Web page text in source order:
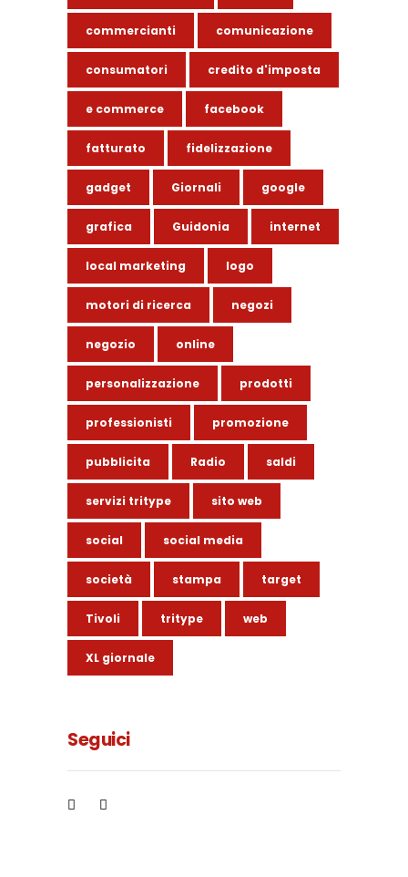
commercianti comunicazione
consumatori credito d'imposta
e commerce facebook
fatturato fidelizzazione
gadget Giornali google
grafica Guidonia internet
local marketing logo
motori di ricerca negozi
negozio online
personalizzazione prodotti
professionisti promozione
pubblicita Radio saldi
servizi tritype sito web
social social media
società stampa target
Tivoli tritype web
XL giornale
Seguici